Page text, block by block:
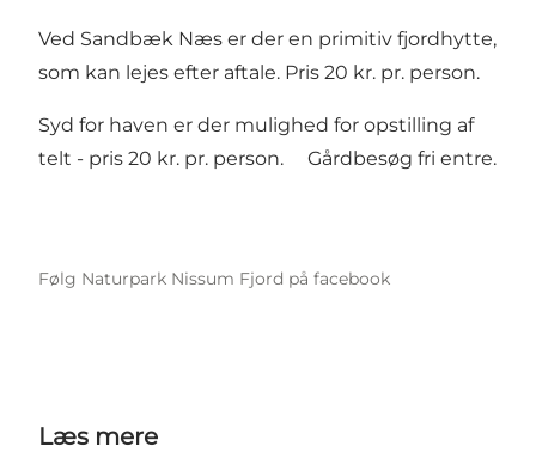
Ved Sandbæk Næs er der en primitiv fjordhytte,
som kan lejes efter aftale. Pris 20 kr. pr. person.
Syd for haven er der mulighed for opstilling af
telt - pris 20 kr. pr. person. Gårdbesøg fri entre.
Følg Naturpark Nissum Fjord på facebook
Læs mere